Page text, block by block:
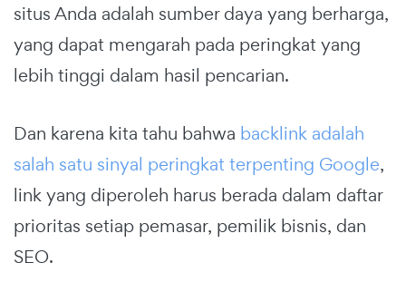
situs Anda adalah sumber daya yang berharga,
yang dapat mengarah pada peringkat yang
lebih tinggi dalam hasil pencarian.
Dan karena kita tahu bahwa backlink adalah
salah satu sinyal peringkat terpenting Google,
link yang diperoleh harus berada dalam daftar
prioritas setiap pemasar, pemilik bisnis, dan
SEO.